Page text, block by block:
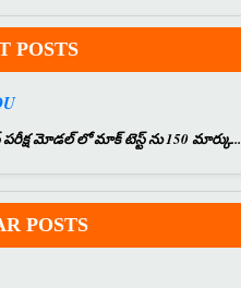
POSTS
పరీక్ష మోడల్ లో మాక్ టెస్ట్ ను 150 మార్కు...
POSTS